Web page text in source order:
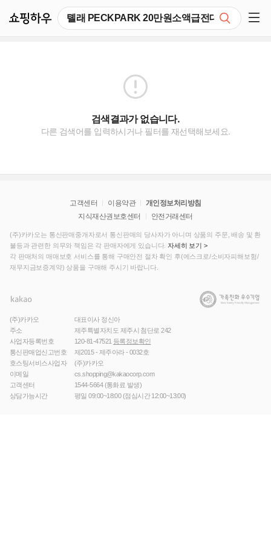
검색결과가 없습니다.
다른 검색어를 입력하시거나 필터를 재선택해보세요.
고객센터 이용약관
개인정보처리방침
지식재산권보호센터
안전거래센터
(주)카카오는 통신판매중개자로서 통신판매의 당사자가 아니며 상품의 주문, 배송 및 환
불등과 관련한 의무와 책임은 각 판매자에게 있습니다. 자세히 보기 >
각 판매처의 매매보호 서비스를 통해 구매안전 절차 확인 후(에스크로/소비자피해보험/
재무지금보증계약) 상품을 구매해 주시기 바랍니다.
(주)카카오
대표이사 정신아
주소
제주특별자치도 제주시 첨단로 242
사업자등록번호
120-81-47521 등록정보확인
통신판매업신고번호
제2015 - 제주아라 - 0032호
호스팅서비스사업자
(주)카카오
이메일
cs.shopping@kakaocorp.com
고객센터
1544-5664(통화료 발생)
상담가능시간
평일 09:00~18:00 (점심시간 12:00~13:00)